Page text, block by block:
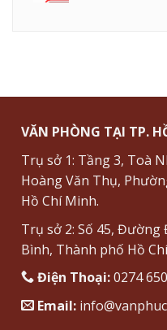
VĂN PHÒNG TẠI TP.
Trụ sở 1: Tầng 3, Toà
Hoàng Văn Thụ,
Hồ Chí Minh.
Trụ sở 2: Số 45,
Bình, Thành phố Hồ
Điện Thoại:0274
Email: